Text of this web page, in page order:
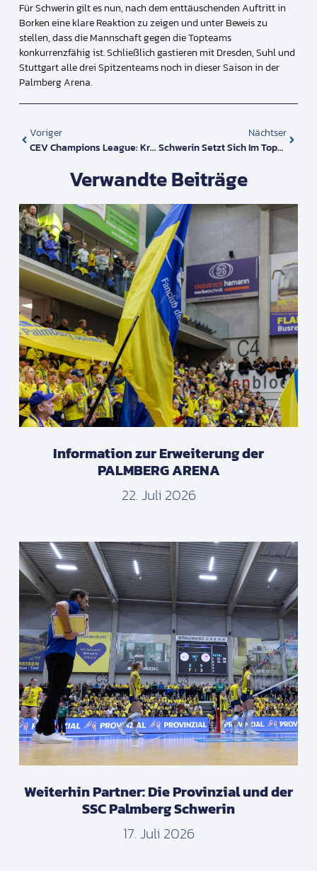
Für Schwerin gilt es nun, nach dem enttäuschenden Auftritt in
Borken eine klare Reaktion zu zeigen und unter Beweis zu
stellen, dass die Mannschaft gegen die Topteams
konkurrenzfähig ist. Schließlich gastieren mit Dresden, Suhl und
Stuttgart alle drei Spitzenteams noch in dieser Saison in der
Palmberg Arena.
Voriger
CEV Champions League: Krimi In Paris Mit Punkteteilung
Nächtser
Schwerin Setzt Sich Im Topspiel Gegen Dresden Durch
Verwandte Beiträge
Information zur Erweiterung der
PALMBERG ARENA
22. Juli 2026
Weiterhin Partner: Die Provinzial und der
SSC Palmberg Schwerin
17. Juli 2026